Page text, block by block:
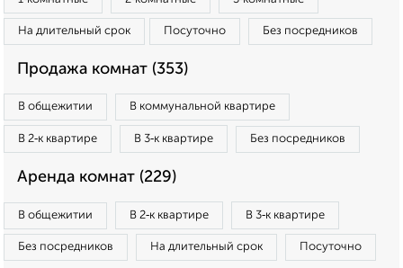
На длительный срок Посуточно Без посредников
Продажа комнат (353)
В общежитии В коммунальной квартире
В 2‑к квартире В 3‑к квартире Без посредников
Аренда комнат (229)
В общежитии В 2‑к квартире В 3‑к квартире
Без посредников На длительный срок Посуточно